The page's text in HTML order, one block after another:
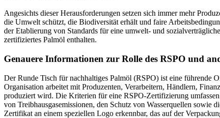
Angesichts dieser Herausforderungen setzen sich immer mehr
die Umwelt schützt, die Biodiversität erhält und faire
der Etablierung von Standards für eine umwelt- und
zertifiziertes Palmöl enthalten.
Genauere Informationen zur Rolle des RSPO und
Der Runde Tisch für nachhaltiges Palmöl (RSPO) ist eine führende
Organisation arbeitet mit Produzenten, Verarbeitern, Händlern,
produziert wird. Die Kriterien für eine RSPO-Zertifizierung
von Treibhausgasemissionen, den Schutz von Wasserquellen
Zertifikat an einem speziellen Logo erkennbar, das auf der